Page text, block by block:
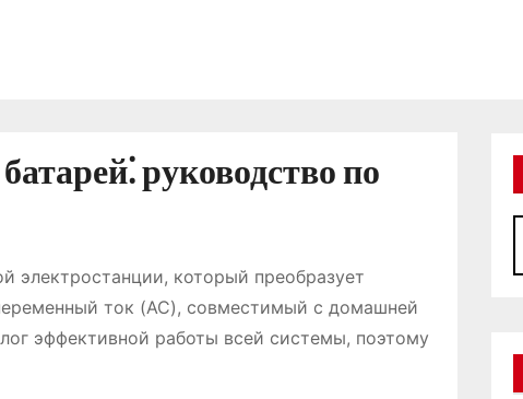
руководство по
электростанции, который преобразует
ток (AC), совместимый с домашней
эффективной работы всей системы, поэтому